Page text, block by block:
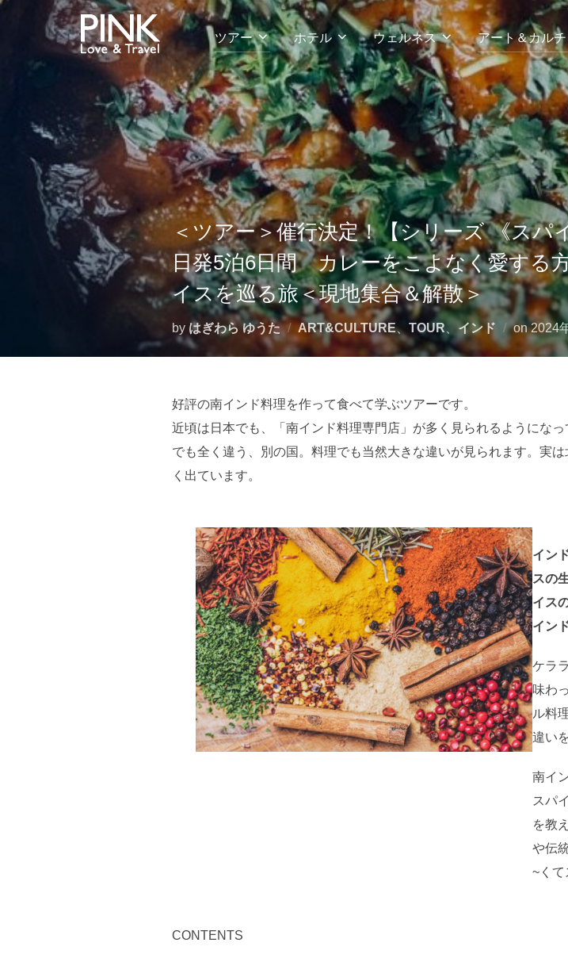
ツアー ホテル ウェルネス アート＆カル
＜ツアー＞催行決定！【シリーズ 《スパ
日発5泊6日間 カレーをこよなく愛する
イスを巡る旅＜現地集合＆解散＞
by はぎわら ゆうた ART&CULTURE、 TOUR 、インド on投
稿
2024
好評の南インド料理を作って食べて学ぶツアーです。
近頃は日本でも、「南インド料理専門店」が多く見られるようにな
でも全く違う、別の国。料理でも当然大きな違いが見られます。実
く出ています。
イン
スの
イス
イン
ケラ
味わ
ル料
違い
南イ
スパ
を教
や伝
~くて
CONTENTS